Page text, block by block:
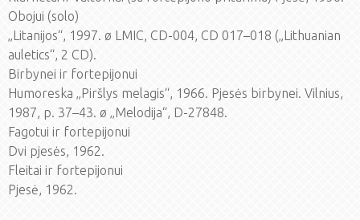
Obojui (solo)
„Litanijos“, 1997. ø LMIC, CD-004, CD 017–018 („Lithuanian
auletics“, 2 CD).
Birbynei ir fortepijonui
Humoreska „Piršlys melagis“, 1966. Pjesės birbynei. Vilnius,
1987, p. 37–43. ø „Melodija“, D-27848.
Fagotui ir fortepijonui
Dvi pjesės, 1962.
Fleitai ir fortepijonui
Pjesė, 1962.